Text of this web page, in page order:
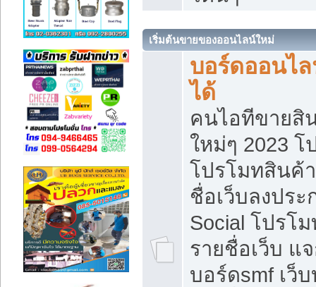
เริ่มต้นขายของออนไลน์ใหม่
บอร์ดออนไ
ได้
คนไอทีขายสิ
ใหม่ๆ 2023
โปรโมทสินค้
ชื่อเว็บลงปร
Social โปรโ
รายชื่อเว็บ แ
บอร์ดsmf เว็